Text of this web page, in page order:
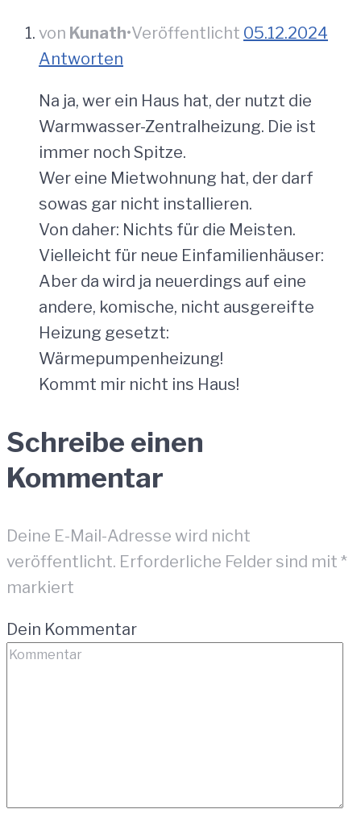
von Kunath•Veröffentlicht 05.12.2024
Antworten
Na ja, wer ein Haus hat, der nutzt die
Warmwasser-Zentralheizung. Die ist
immer noch Spitze.
Wer eine Mietwohnung hat, der darf
sowas gar nicht installieren.
Von daher: Nichts für die Meisten.
Vielleicht für neue Einfamilienhäuser:
Aber da wird ja neuerdings auf eine
andere, komische, nicht ausgereifte
Heizung gesetzt:
Wärmepumpenheizung!
Kommt mir nicht ins Haus!
Schreibe einen
Kommentar
Deine E-Mail-Adresse wird nicht
veröffentlicht. Erforderliche Felder sind mit *
markiert
Dein Kommentar